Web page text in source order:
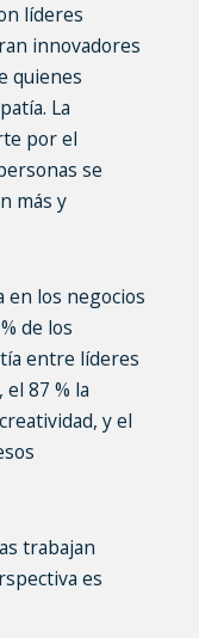
líderes
innovadores
quienes
La
por el
se
más y
los negocios
de los
entre líderes
87 % la
y el
trabajan
es